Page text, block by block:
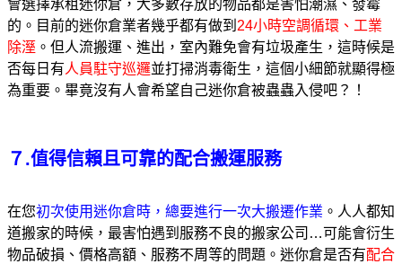
會選擇承租迷你倉，大多數存放的物品都是害怕潮濕、發霉
的。目前的迷你倉業者幾乎都有做到 24小時空調循環、工業
除溼 。但人流搬運、進出，室內難免會有垃圾產生，這時候是
否每日有人員駐守巡邏並打掃消毒衛生，這個小細節就顯得極
為重要。畢竟沒有人會希望自己迷你倉被蟲蟲入侵吧？！
７.值得信賴且可靠的配合搬運服務
在您初次使用迷你倉時，總要進行一次大搬遷作業 。人人都知
道搬家的時候，最害怕遇到服務不良的搬家公司…可能會衍生
物品破損、價格高額、服務不周等的問題。迷你倉是否有配合